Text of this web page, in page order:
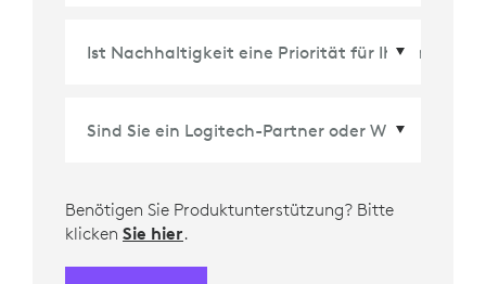
Benötigen Sie Produktunterstützung? Bitte
klicken Sie hier.